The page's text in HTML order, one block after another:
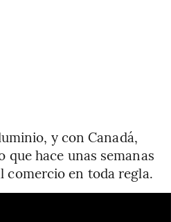
y con Canadá,
hace unas semanas
comercio en toda regla.